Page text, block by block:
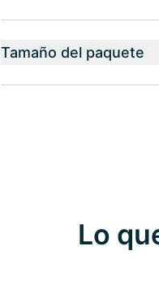
Tamaño del paquete
Lo